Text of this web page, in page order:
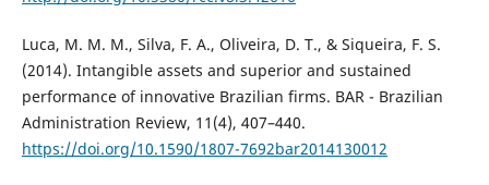
Luca, M. M. M., Silva, F. A., Oliveira, D. T., & Siqueira, F. S.
(2014). Intangible assets and superior and sustained
performance of innovative Brazilian firms. BAR - Brazilian
Administration Review, 11(4), 407–440.
https://doi.org/10.1590/1807-7692bar2014130012